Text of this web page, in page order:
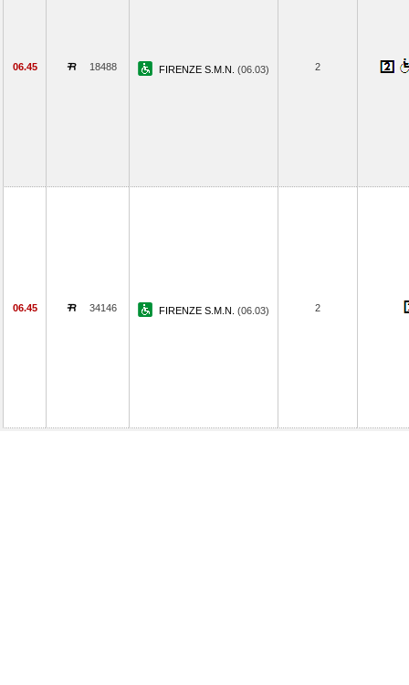
06.45 18488 FIRENZE S.M.N. (06.03) 2
06.45 34146 FIRENZE S.M.N. (06.03) 2